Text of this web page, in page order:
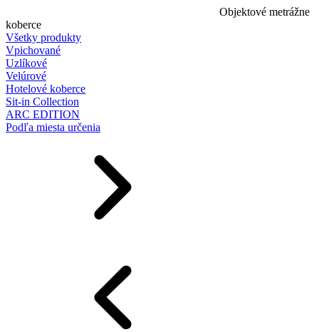
Objektové metrážne
koberce
Všetky produkty
Vpichované
Uzlíkové
Velúrové
Hotelové koberce
Sit-in Collection
ARC EDITION
Podľa miesta určenia